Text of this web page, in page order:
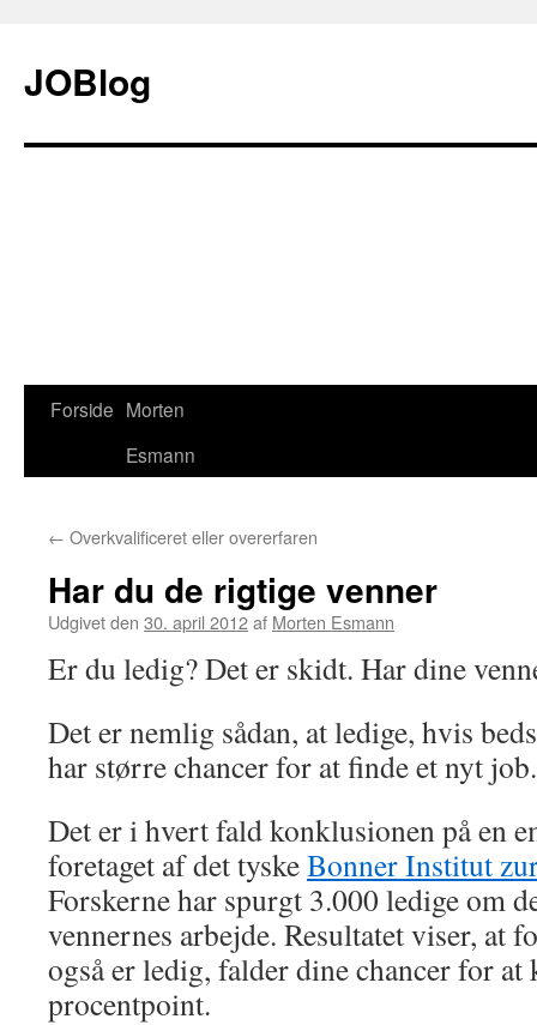
JOBlog
Hop
Forside Morten
Esmann
← Overkvalificeret eller overerfaren
Har du de rigtige venner
Udgivet den 30. april 2012af Morten Esmann
Er du ledig? Det er skidt. Har dine
Det er nemlig sådan, at ledige, hvis
har større chancer for at finde et nyt job.
Det er i hvert fald konklusionen på en
foretaget af det tyskeBonner Institut
Forskerne har spurgt 3.000 ledige om
vennernes arbejde. Resultatet viser, at
også er ledig, falder dine chancer for
procentpoint.